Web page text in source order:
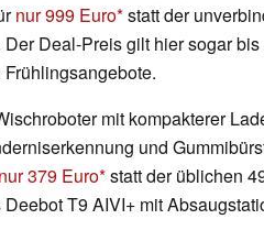
nur 999 Euro statt der
Deal-Preis gilt hier sogar
mit kompakterer
und
nur 379 Euro statt der üblichen
T9 AIVI+ mit